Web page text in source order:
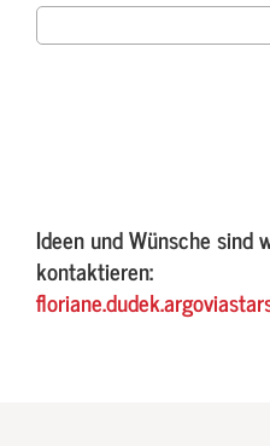
Ideen und Wünsche sind
kontaktieren: